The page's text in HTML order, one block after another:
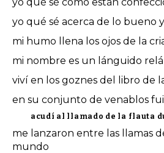
yo qué sé acerca de lo bueno
mi humo llena los ojos de la
mi nombre es un lánguido
viví en los goznes del libro de
en su conjunto de venablos
acudí al llamado de la flauta
me lanzaron entre las llamas
mundo